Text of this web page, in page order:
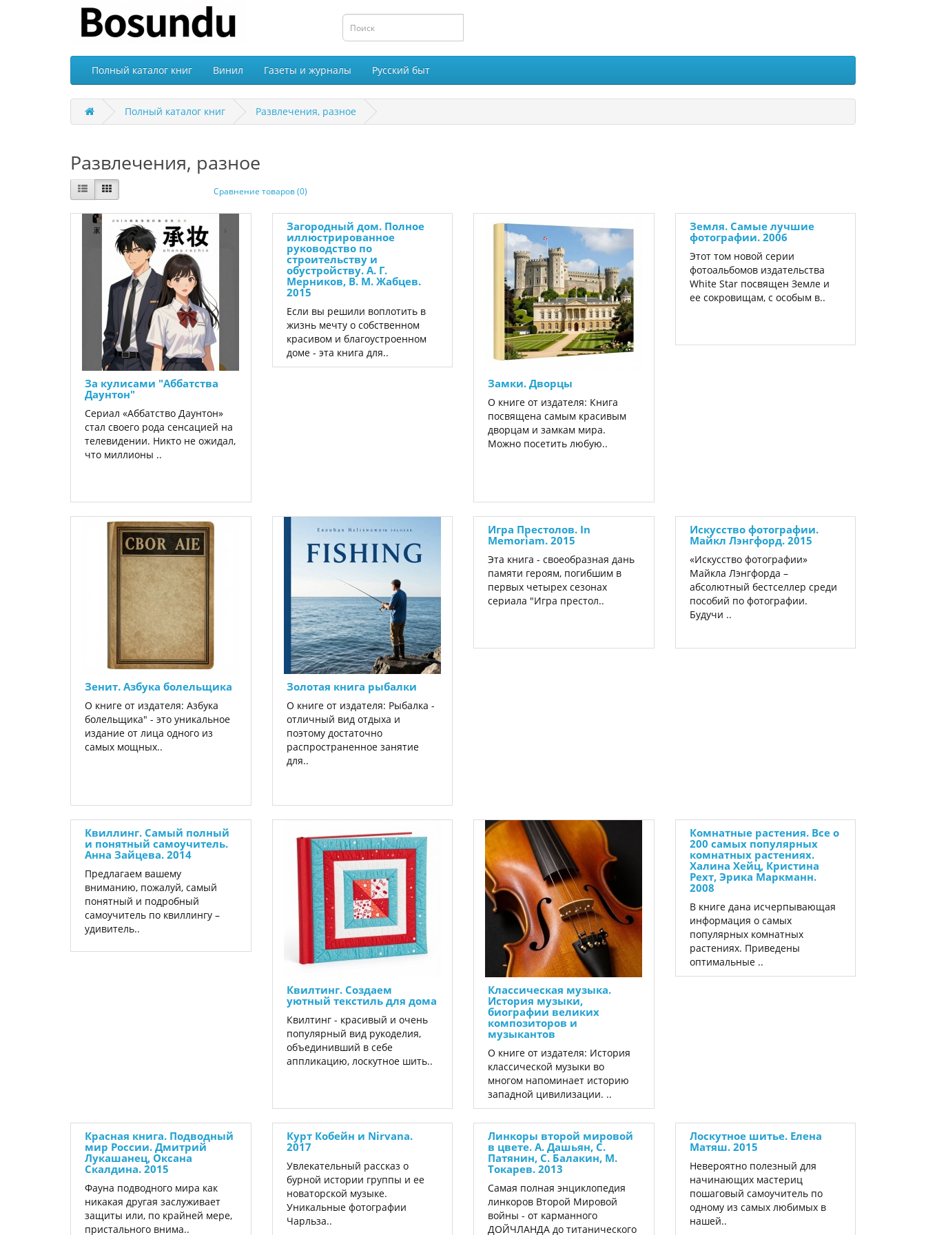
Полный каталог книг Винил Газеты и журналы Русский быт
Полный каталог книг Развлечения, разное
Развлечения, разное
Сравнение товаров (0)
За кулисами "Аббатства
Даунтон"
Сериал «Аббатство Даунтон»
стал своего рода сенсацией на
телевидении. Никто не ожидал,
что миллионы ..
Загородный дом. Полное
иллюстрированное
руководство по
строительству и
обустройству. А. Г.
Мерников, В. М. Жабцев.
2015
Если вы решили воплотить в
жизнь мечту о собственном
красивом и благоустроенном
доме - эта книга для..
Замки. Дворцы
О книге от издателя: Книга
посвящена самым красивым
дворцам и замкам мира.
Можно посетить любую..
Земля. Самые лучшие
фотографии. 2006
Этот том новой серии
фотоальбомов издательства
White Star посвящен Земле и
ее сокровищам, с особым в..
Зенит. Азбука болельщика
О книге от издателя: Азбука
болельщика" - это уникальное
издание от лица одного из
самых мощных..
Золотая книга рыбалки
О книге от издателя: Рыбалка -
отличный вид отдыха и
поэтому достаточно
распространенное занятие
для..
Игра Престолов. In
Memoriam. 2015
Эта книга - своеобразная дань
памяти героям, погибшим в
первых четырех сезонах
сериала "Игра престол..
Искусство фотографии.
Майкл Лэнгфорд. 2015
«Искусство фотографии»
Майкла Лэнгфорда –
абсолютный бестселлер среди
пособий по фотографии.
Будучи ..
Квиллинг. Самый полный
и понятный самоучитель.
Анна Зайцева. 2014
Предлагаем вашему
вниманию, пожалуй, самый
понятный и подробный
самоучитель по квиллингу –
удивитель..
Квилтинг. Создаем
уютный текстиль для дома
Квилтинг - красивый и очень
популярный вид рукоделия,
объединивший в себе
аппликацию, лоскутное шить..
Классическая музыка.
История музыки,
биографии великих
композиторов и
музыкантов
О книге от издателя: История
классической музыки во
многом напоминает историю
западной цивилизации. ..
Комнатные растения. Все о
200 самых популярных
комнатных растениях.
Халина Хейц, Кристина
Рехт, Эрика Маркманн.
2008
В книге дана исчерпывающая
информация о самых
популярных комнатных
растениях. Приведены
оптимальные ..
Красная книга. Подводный
мир России. Дмитрий
Лукашанец, Оксана
Скалдина. 2015
Фауна подводного мира как
никакая другая заслуживает
защиты или, по крайней мере,
пристального внима..
Курт Кобейн и Nirvana.
2017
Увлекательный рассказ о
бурной истории группы и ее
новаторской музыке.
Уникальные фотографии
Чарльза..
Линкоры второй мировой
в цвете. А. Дашьян, С.
Патянин, С. Балакин, М.
Токарев. 2013
Самая полная энциклопедия
линкоров Второй Мировой
войны - от карман­ного
ДОЙЧЛАНДА до титанического
Лоскутное шитье. Елена
Матяш. 2015
Невероятно полезный для
начинающих мастериц
пошаговый самоучитель по
одному из самых любимых в
нашей..